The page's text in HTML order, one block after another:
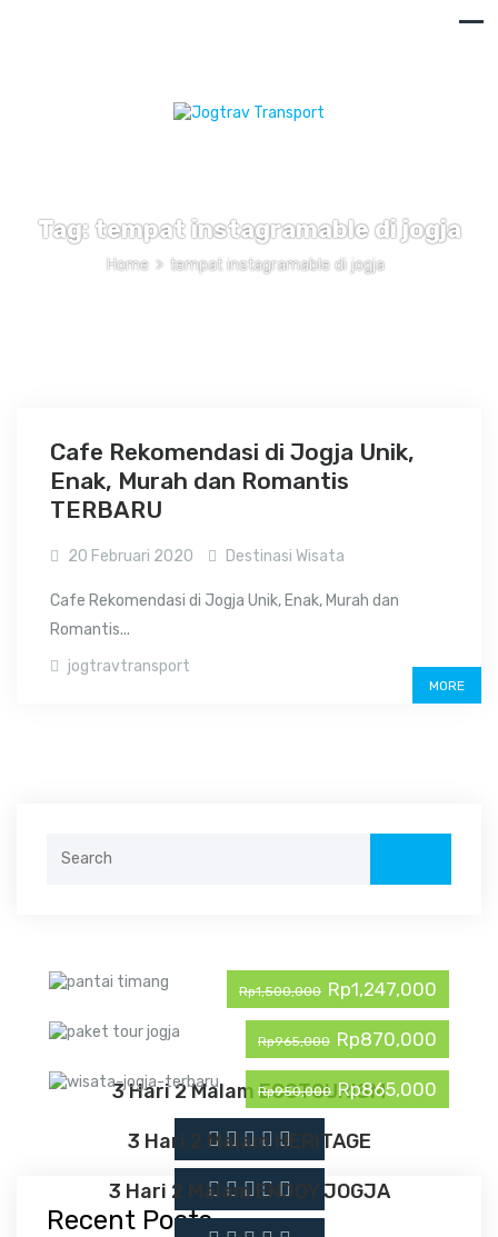
Tag:tempat instagramable di jogja
Home > tempat instagramable di jogja
Cafe Rekomendasi di Jogja Unik,
Enak, Murah dan Romantis
TERBARU
20 Februari 2020 Destinasi Wisata
Cafe Rekomendasi di Jogja Unik, Enak, Murah dan
Romantis...
jogtravtransport
MORE
Rp1,500,000 Rp1,247,000
3 Hari 2 Malam ECOTOURISM
Rp965,000 Rp870,000
3 Hari 2 Malam HERITAGE
Rp950,000 Rp865,000
3 Hari 2 Malam ENJOY JOGJA
Recent Posts